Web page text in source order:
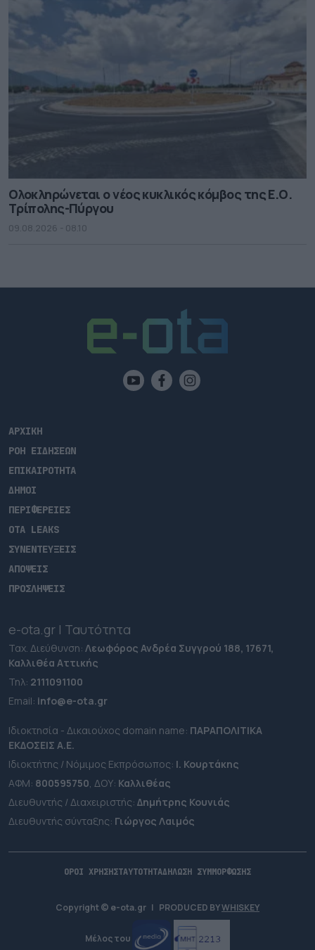
Ολοκληρώνεται ο νέος κυκλικός κόμβος της Ε.Ο.
Τρίπολης-Πύργου
09.08.2026 - 08.10
ΑΡΧΙΚΗ
ΡΟΗ ΕΙΔΗΣΕΩΝ
ΕΠΙΚΑΙΡΟΤΗΤΑ
ΔΗΜΟΙ
ΠΕΡΙΦΕΡΕΙΕΣ
OTA LEAKS
ΣΥΝΕΝΤΕΥΞΕΙΣ
ΑΠΟΨΕΙΣ
ΠΡΟΣΛΗΨΕΙΣ
e-ota.gr | Ταυτότητα
Ταχ. Διεύθυνση: Λεωφόρος Ανδρέα Συγγρού 188, 17671,
Καλλιθέα Αττικής
Τηλ: 2111091100
Εmail: info@e-ota.gr
Ιδιοκτησία - Δικαιούχος domain name: ΠΑΡΑΠΟΛΙΤΙΚΑ
ΕΚΔΟΣΕΙΣ A.E.
Ιδιοκτήτης / Νόμιμος Εκπρόσωπος: Ι. Κουρτάκης
ΑΦΜ: 800595750, ΔΟΥ: Καλλιθέας
Διευθυντής / Διαχειριστής: Δημήτρης Κουνιάς
Διευθυντής σύνταξης: Γιώργος Λαιμός
ΟΡΟΙ ΧΡΗΣΗΣΤΑΥΤΟΤΗΤΑΔΗΛΩΣΗ ΣΥΜΜΟΡΦΩΣΗΣ
Copyright © e-ota.gr | PRODUCED BYWHISKEY
Μέλος του